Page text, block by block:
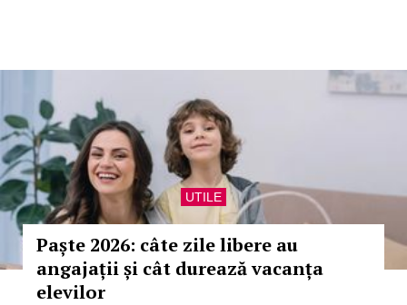
UTILE
Paște 2026: câte zile libere au
angajații și cât durează vacanța
elevilor